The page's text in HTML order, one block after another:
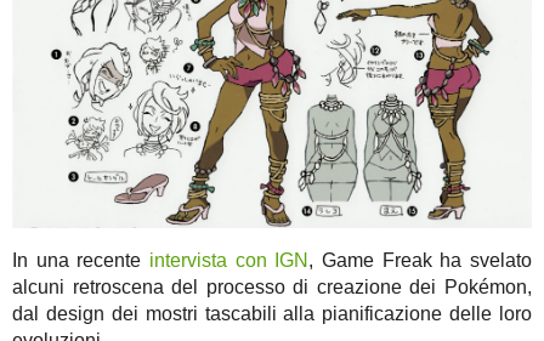
In una recente intervista con IGN , Game Freak ha svelato
alcuni retroscena del processo di creazione dei Pokémon,
dal design dei mostri tascabili alla pianificazione delle loro